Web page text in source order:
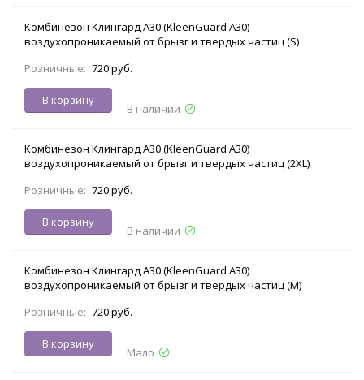
Комбинезон Клингард А30 (KleenGuard A30)
воздухопроникаемый от брызг и твердых частиц (S)
Розничные: 720 руб.
В корзину
В наличии
Комбинезон Клингард А30 (KleenGuard A30)
воздухопроникаемый от брызг и твердых частиц (2XL)
Розничные: 720 руб.
В корзину
В наличии
Комбинезон Клингард А30 (KleenGuard A30)
воздухопроникаемый от брызг и твердых частиц (M)
Розничные: 720 руб.
В корзину
Мало